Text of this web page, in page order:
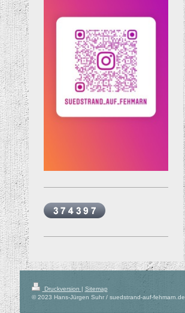
Druckversion | Sitemap
© 2023 Hans-Jürgen Suhr / suedstrand-auf-fehmarn.de